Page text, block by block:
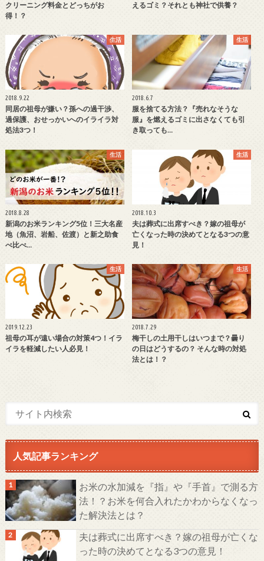
クリーニング料金とどっちがお
得！？
えるゴミ？それとも神社で供養？
生活
2018.9.22
同居の祖母が嫌い？孫への過干渉、
過保護、おせっかいへのイライラ対
処法3つ！
生活
2018.6.7
服を捨てる方法？『売れなそうな
服』を燃えるゴミに出さなくても引
き取っても…
生活
2018.8.28
新潟のお米ランキング5位！三大名産
地（魚沼、岩船、佐渡）と新之助食
べ比べ…
生活
2018.10.3
夫は葬式に出席すべき？嫁の祖母が
亡くなった時の決めてとなる3つの意
見！
生活
2019.12.23
祖母の耳が遠い場合の対策4つ！イラ
イラを軽減したい人必見！
生活
2018.7.29
梅干しの土用干しはいつまで？曇り
の日はどうするの？ そんな時の対処
法とは！？
人気記事ランキング
お米の水加減を『指』や『手首』で測る方
法！？お米を何合入れたかわからなくなっ
た解決法とは？
夫は葬式に出席すべき？嫁の祖母が亡くな
った時の決めてとなる3つの意見！